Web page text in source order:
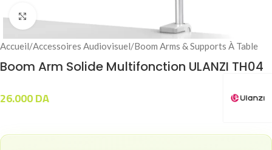
Accueil/Accessoires Audiovisuel/Boom Arms & Supports À Table
Boom Arm Solide Multifonction ULANZI TH04
26.000DA